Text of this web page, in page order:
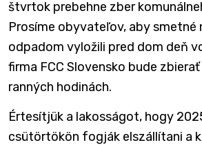
štvrtok prebehne zber
Prosíme obyvateľov, aby smetné
odpadom vyložili pred dom deň
firma FCC Slovensko bude
ranných hodinách.
Értesítjük a lakosságot, hogy
csütörtökön fogják elszállítani a